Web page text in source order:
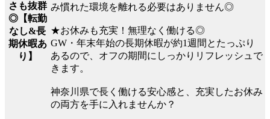
さも抜群
◎【転勤
なし&長
期休暇あ
り】
み慣れた環境を離れる必要はありません◎
★お休みも充実！無理なく働ける◎
GW・年末年始の長期休暇が約1週間とたっぷり
あるので、オフの期間にしっかりリフレッシュで
きます。
神奈川県で長く働ける安心感と、充実したお休み
の両方を手に入れませんか？